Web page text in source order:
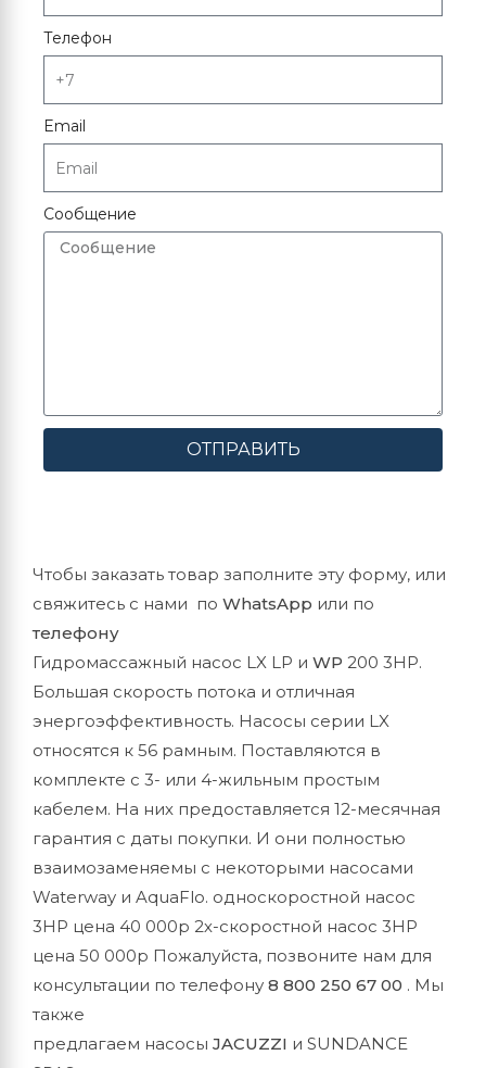
Телефон
Email
Сообщение
ОТПРАВИТЬ
Чтобы заказать товар заполните эту форму, или
свяжитесь с нами по WhatsApp или по
телефону
Гидромассажный насос LX LP и WP 200 3HP.
Большая скорость потока и отличная
энергоэффективность. Насосы серии LX
относятся к 56 рамным. Поставляются в
комплекте с 3- или 4-жильным простым
кабелем. На них предоставляется 12-месячная
гарантия с даты покупки. И они полностью
взаимозаменяемы с некоторыми насосами
Waterway и AquaFlo. односкоростной насос
3HP цена 40 000р 2х-скоростной насос 3HP
цена 50 000р Пожалуйста, позвоните нам для
консультации по телефону 8 800 250 67 00 . Мы
также
предлагаем насосы JACUZZI и SUNDANCE